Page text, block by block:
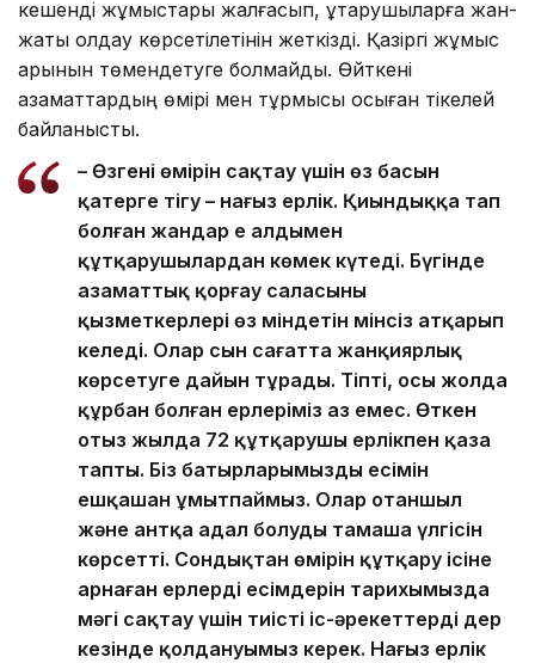
кешенді жұмыстары жалғасып, құтқарушыларға жан-
жақты қолдау көрсетілетінін жеткізді. Қазіргі жұмыс
қарқынын төмендетуге болмайды. Өйткені
азаматтардың өмірі мен тұрмысы осыған тікелей
байланысты.
– Өзгенің өмірін сақтау үшін өз басын
қатерге тігу – нағыз ерлік. Қиындыққа тап
болған жандар ең алдымен
құтқарушылардан көмек күтеді. Бүгінде
азаматтық қорғау саласының
қызметкерлері өз міндетін мінсіз атқарып
келеді. Олар сын сағатта жанқиярлық
көрсетуге дайын тұрады. Тіпті, осы жолда
құрбан болған ерлеріміз аз емес. Өткен
отыз жылда 72 құтқарушы ерлікпен қаза
тапты. Біз батырларымыздың есімін
ешқашан ұмытпаймыз. Олар отаншыл
және антқа адал болудың тамаша үлгісін
көрсетті. Сондықтан өмірін құтқару ісіне
арнаған ерлердің есімдерін тарихымызда
мәңгі сақтау үшін тиісті іс-әрекеттерді дер
кезінде қолдануымыз керек. Нағыз ерлік